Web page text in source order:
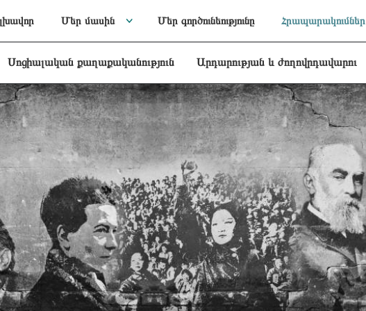
Մեր մասին Մեր գործունեությունը Հրապարակումներ
Սոցիալական քաղաքականություն Արդարության և ժողովրդավարու